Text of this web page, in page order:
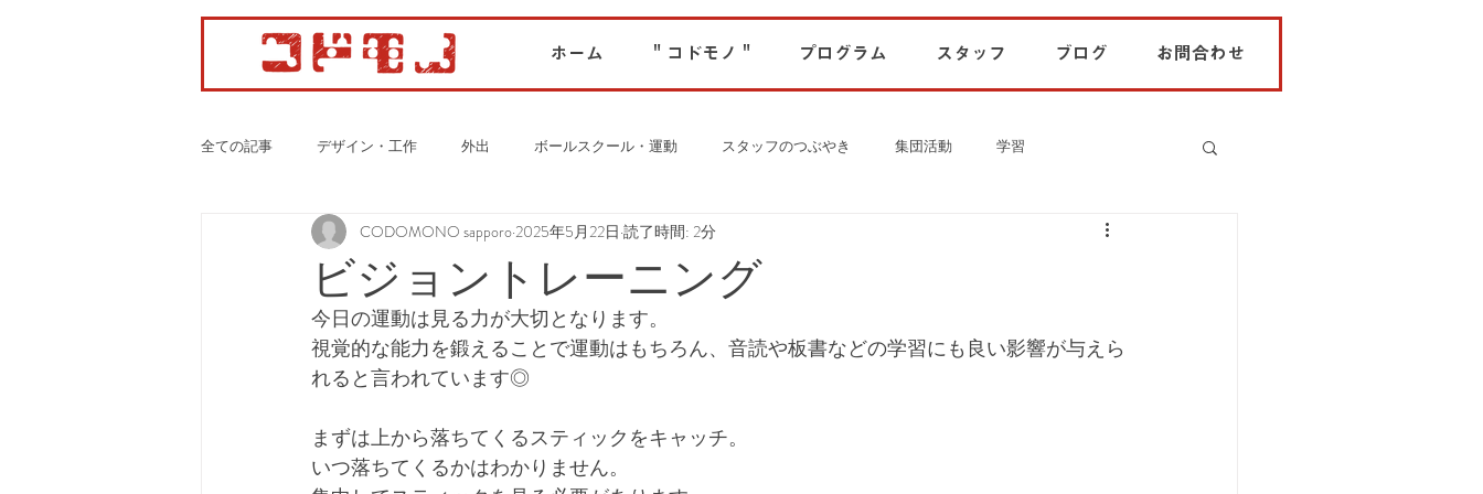
ホーム " コドモノ " プログラム スタッフ ブログ お問合わせ
全ての記事 デザイン・工作 外出 ボールスクール・運動 スタッフのつぶやき 集団活動 学習
カーディオ・ボクササイズ
ビジョントレーニング
CODOMONO sapporo 2025年5月22日 読了時間: 2分
今日の運動は見る力が大切となります。
視覚的な能力を鍛えることで運動はもちろん、音読や板書などの学習にも良い影響が与えら
れると言われています◎
まずは上から落ちてくるスティックをキャッチ。
いつ落ちてくるかはわかりません。